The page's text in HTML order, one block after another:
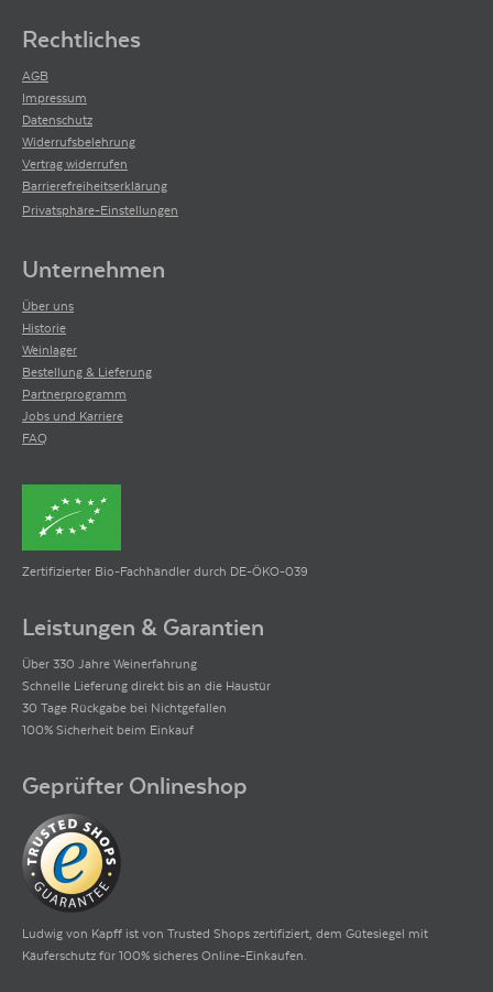
Rechtliches
AGB
Impressum
Datenschutz
Widerrufsbelehrung
Vertrag widerrufen
Barrierefreiheitserklärung
Privatsphäre-Einstellungen
Unternehmen
Über uns
Historie
Weinlager
Bestellung & Lieferung
Partnerprogramm
Jobs und Karriere
FAQ
Zertifizierter Bio-Fachhändler durch DE-ÖKO-039
Leistungen & Garantien
Über 330 Jahre Weinerfahrung
Schnelle Lieferung direkt bis an die Haustür
30 Tage Rückgabe bei Nichtgefallen
100% Sicherheit beim Einkauf
Geprüfter Onlineshop
Ludwig von Kapff ist von Trusted Shops zertifiziert, dem Gütesiegel mit
Käuferschutz für 100% sicheres Online-Einkaufen.